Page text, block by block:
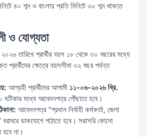
৪০ শব্দ ও বাংলায় প্রতি মিনিটে ৩০ শব্দ থাকতে
ও যোগ্যতা
তারিখে প্রার্থীর বয়স ১৮ থেকে ৩০ বছরের মধ্যে
প্রার্থীদের ক্ষেত্রে বয়সসীমা ৩২ বছর পর্যন্ত
আগ্রহী প্রার্থীদের আগামী ১১-০৬-২০২৬ খ্রি.
ঘটিকার মধ্যে আবেদনপত্র পৌঁছাতে হবে।
আবেদনপত্র "প্রধান নির্বাহী কর্মকর্তা, জেলা
ডাকযোগে পাঠাতে হবে। সরাসরি কোনো
না।